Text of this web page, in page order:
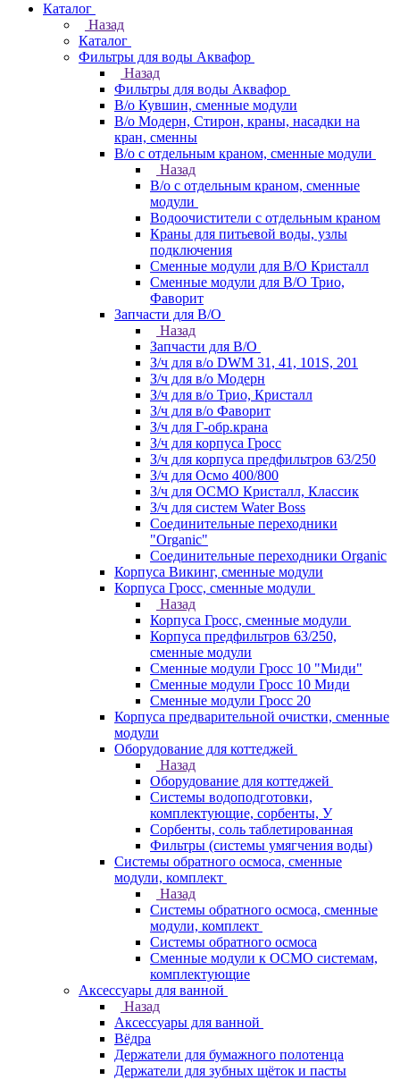
Каталог
Назад
Каталог
Фильтры для воды Аквафор
Назад
Фильтры для воды Аквафор
В/о Кувшин, сменные модули
В/о Модерн, Стирон, краны, насадки на
кран, сменны
В/о с отдельным краном, сменные модули
Назад
В/о с отдельным краном, сменные
модули
Водоочистители с отдельным краном
Краны для питьевой воды, узлы
подключения
Сменные модули для В/О Кристалл
Сменные модули для В/О Трио,
Фаворит
Запчасти для В/О
Назад
Запчасти для В/О
З/ч для в/о DWM 31, 41, 101S, 201
З/ч для в/о Модерн
З/ч для в/о Трио, Кристалл
З/ч для в/о Фаворит
З/ч для Г-обр.крана
З/ч для корпуса Гросс
З/ч для корпуса предфильтров 63/250
З/ч для Осмо 400/800
З/ч для ОСМО Кристалл, Классик
З/ч для систем Water Boss
Соединительные переходники
"Organic"
Соединительные переходники Organic
Корпуса Викинг, сменные модули
Корпуса Гросс, сменные модули
Назад
Корпуса Гросс, сменные модули
Корпуса предфильтров 63/250,
сменные модули
Сменные модули Гросс 10 "Миди"
Сменные модули Гросс 10 Миди
Сменные модули Гросс 20
Корпуса предварительной очистки, сменные
модули
Оборудование для коттеджей
Назад
Оборудование для коттеджей
Системы водоподготовки,
комплектующие, сорбенты, У
Сорбенты, соль таблетированная
Фильтры (системы умягчения воды)
Системы обратного осмоса, сменные
модули, комплект
Назад
Системы обратного осмоса, сменные
модули, комплект
Системы обратного осмоса
Сменные модули к ОСМО системам,
комплектующие
Аксессуары для ванной
Назад
Аксессуары для ванной
Вёдра
Держатели для бумажного полотенца
Держатели для зубных щёток и пасты